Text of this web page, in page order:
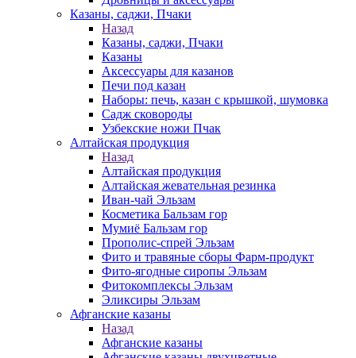
Казаны, саджи, Пчаки
Назад
Казаны, саджи, Пчаки
Казаны
Аксессуары для казанов
Печи под казан
Наборы: печь, казан с крышкой, шумовка
Садж сковороды
Узбекские ножи Пчак
Алтайская продукция
Назад
Алтайская продукция
Алтайская жевательная резинка
Иван-чай Эльзам
Косметика Бальзам гор
Мумиё Бальзам гор
Прополис-спрей Эльзам
Фито и травяные сборы Фарм-продукт
Фито-ягодные сиропы Эльзам
Фитокомплексы Эльзам
Эликсиры Эльзам
Афганские казаны
Назад
Афганские казаны